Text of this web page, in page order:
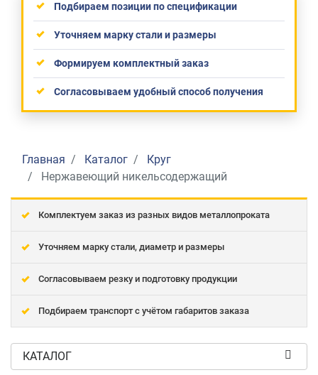
Подбираем позиции по спецификации
Уточняем марку стали и размеры
Формируем комплектный заказ
Согласовываем удобный способ получения
Главная Каталог
Круг
Нержавеющий никельсодержащий
Комплектуем заказ из разных видов металлопроката
Уточняем марку стали, диаметр и размеры
Согласовываем резку и подготовку продукции
Подбираем транспорт с учётом габаритов заказа
КАТАЛОГ